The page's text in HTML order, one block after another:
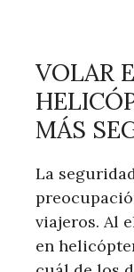
VOLAR
MÁS
La
viajeros. Al
en